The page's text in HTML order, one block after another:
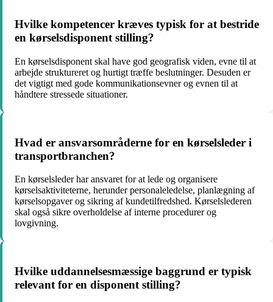
Hvilke kompetencer kræves typisk for at bestride
en kørselsdisponent stilling?
En kørselsdisponent skal have god geografisk viden, evne til at
arbejde struktureret og hurtigt træffe beslutninger. Desuden er
det vigtigt med gode kommunikationsevner og evnen til at
håndtere stressede situationer.
Hvad er ansvarsområderne for en kørselsleder i
transportbranchen?
En kørselsleder har ansvaret for at lede og organisere
kørselsaktiviteterne, herunder personaleledelse, planlægning af
kørselsopgaver og sikring af kundetilfredshed. Kørselslederen
skal også sikre overholdelse af interne procedurer og
lovgivning.
Hvilke uddannelsesmæssige baggrund er typisk
relevant for en disponent stilling?